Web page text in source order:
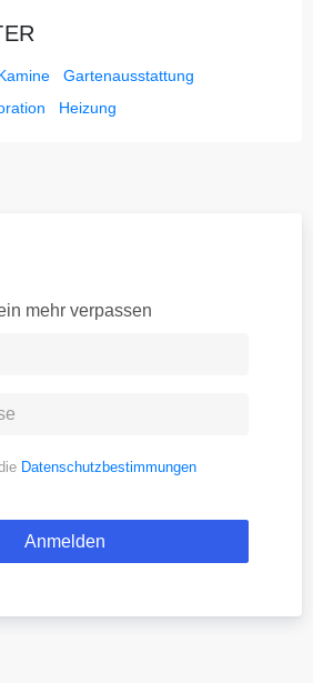
Gartenausstattung
Heizung
mehr verpassen
Datenschutzbestimmungen